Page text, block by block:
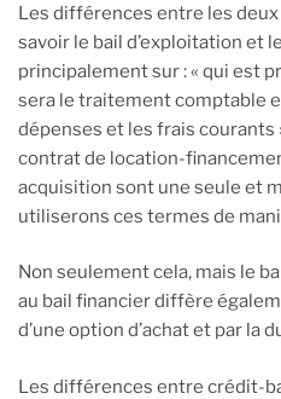
Les différences entre les
savoir le bail d’exploitation et
principalement sur : « qui est
sera le traitement comptable
dépenses et les frais courants
contrat de location-
acquisition sont une seule et
utiliserons ces termes de
Non seulement cela, mais le
au bail financier diffère
d’une option d’achat et par la
Les différences entre crédit-